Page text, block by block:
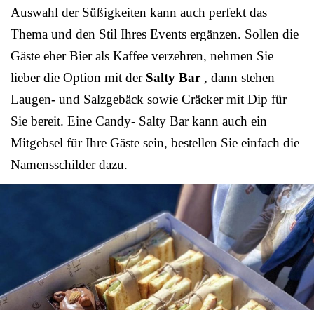
Auswahl der Süßigkeiten kann auch perfekt das
Thema und den Stil Ihres Events ergänzen. Sollen die
Gäste eher Bier als Kaffee verzehren, nehmen Sie
lieber die Option mit derSalty Bar , dann stehen
Laugen- und Salzgebäck sowie Cräcker mit Dip für
Sie bereit. Eine Candy- Salty Bar kann auch ein
Mitgebsel für Ihre Gäste sein, bestellen Sie einfach die
Namensschilder dazu.